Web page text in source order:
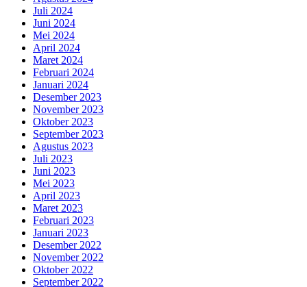
Juli 2024
Juni 2024
Mei 2024
April 2024
Maret 2024
Februari 2024
Januari 2024
Desember 2023
November 2023
Oktober 2023
September 2023
Agustus 2023
Juli 2023
Juni 2023
Mei 2023
April 2023
Maret 2023
Februari 2023
Januari 2023
Desember 2022
November 2022
Oktober 2022
September 2022